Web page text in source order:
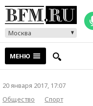
Москва
МЕНЮ
20 января 2017, 17:07
Общество
Спорт